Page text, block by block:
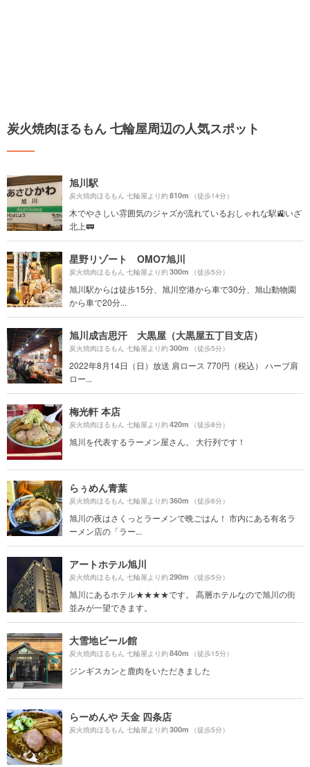
炭火焼肉ほるもん 七輪屋周辺の人気スポット
旭川駅
炭火焼肉ほるもん 七輪屋より約810m （徒歩14分）
木でやさしい雰囲気のジャズが流れているおしゃれな駅🚉いざ
北上🚃
星野リゾート OMO7旭川
炭火焼肉ほるもん 七輪屋より約300m （徒歩5分）
旭川駅からは徒歩15分、旭川空港から車で30分、旭山動物園
から車で20分...
旭川成吉思汗 大黒屋（大黒屋五丁目支店）
炭火焼肉ほるもん 七輪屋より約300m （徒歩5分）
2022年8月14日（日）放送 肩ロース 770円（税込） ハーブ肩
ロー...
梅光軒 本店
炭火焼肉ほるもん 七輪屋より約420m （徒歩8分）
旭川を代表するラーメン屋さん。 大行列です！
らぅめん青葉
炭火焼肉ほるもん 七輪屋より約360m （徒歩6分）
旭川の夜はさくっとラーメンで晩ごはん！ 市内にある有名ラ
ーメン店の「ラー...
アートホテル旭川
炭火焼肉ほるもん 七輪屋より約290m （徒歩5分）
旭川にあるホテル★★★★です。 高層ホテルなので旭川の街
並みが一望できます。
大雪地ビール館
炭火焼肉ほるもん 七輪屋より約840m （徒歩15分）
ジンギスカンと鹿肉をいただきました
らーめんや 天金 四条店
炭火焼肉ほるもん 七輪屋より約300m （徒歩5分）